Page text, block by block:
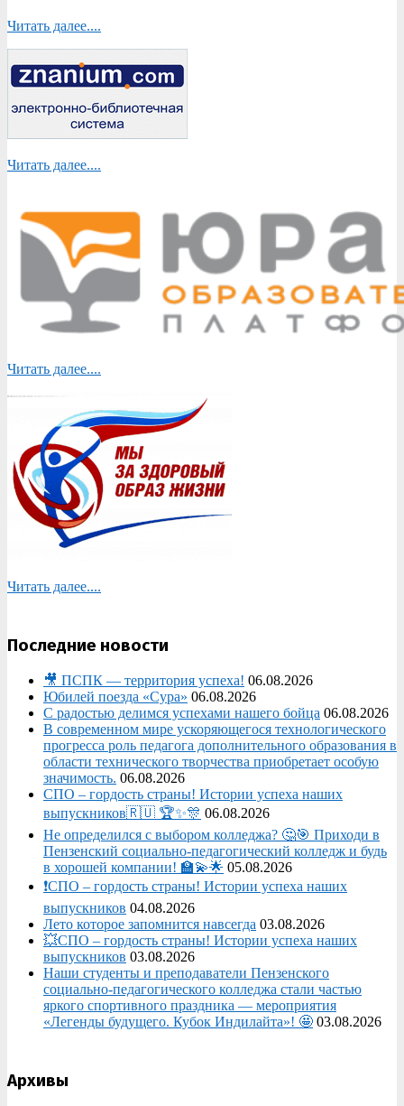
Читать далее....
Читать далее....
Читать далее....
Читать далее....
Последние новости
🎥 ПСПК — территория успеха! 06.08.2026
Юбилей поезда «Сура» 06.08.2026
С радостью делимся успехами нашего бойца 06.08.2026
В современном мире ускоряющегося технологического
прогресса роль педагога дополнительного образования в
области технического творчества приобретает особую
значимость. 06.08.2026
СПО – гордость страны! Истории успеха наших
выпускников🇷🇺 🏆✨🎊 06.08.2026
Не определился с выбором колледжа? 🤔🎯 Приходи в
Пензенский социально-педагогический колледж и будь
в хорошей компании! 🏫💫🌟 05.08.2026
❗СПО – гордость страны! Истории успеха наших
выпускников 04.08.2026
Лето которое запомнится навсегда 03.08.2026
💥СПО – гордость страны! Истории успеха наших
выпускников 03.08.2026
Наши студенты и преподаватели Пензенского
социально‑педагогического колледжа стали частью
яркого спортивного праздника — мероприятия
«Легенды будущего. Кубок Индилайта»! 🤩 03.08.2026
Архивы